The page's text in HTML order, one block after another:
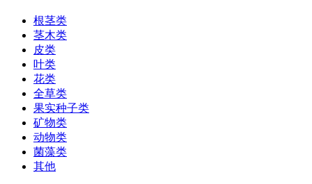
根茎类
茎木类
皮类
叶类
花类
全草类
果实种子类
矿物类
动物类
菌藻类
其他